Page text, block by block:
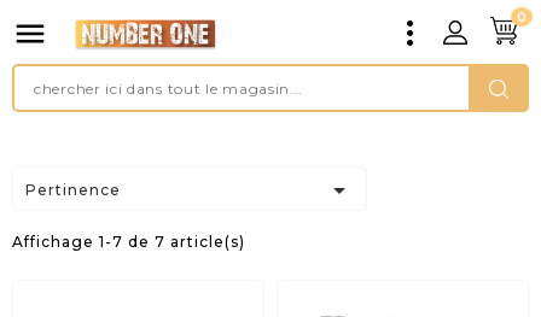
 0
Pertinence 
Affichage 1-7 de 7 article(s)